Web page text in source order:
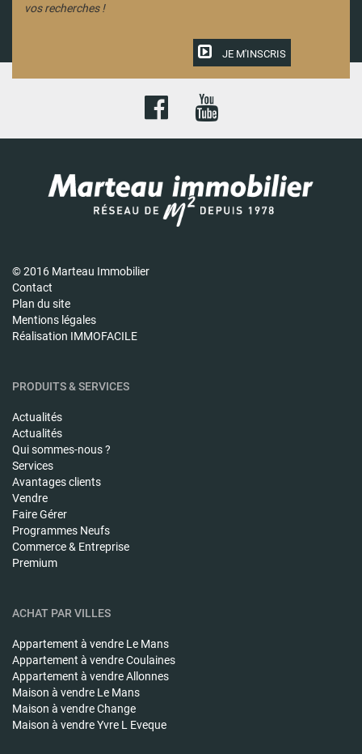
vos recherches !
JE M'INSCRIS
© 2016 Marteau Immobilier
Contact
Plan du site
Mentions légales
Réalisation IMMOFACILE
PRODUITS & SERVICES
Actualités
Actualités
Qui sommes-nous ?
Services
Avantages clients
Vendre
Faire Gérer
Programmes Neufs
Commerce & Entreprise
Premium
ACHAT PAR VILLES
Appartement à vendre Le Mans
Appartement à vendreCoulaines
Appartement à vendreAllonnes
Maison à vendre Le Mans
Maison à vendreChange
Maison à vendreYvre L Eveque